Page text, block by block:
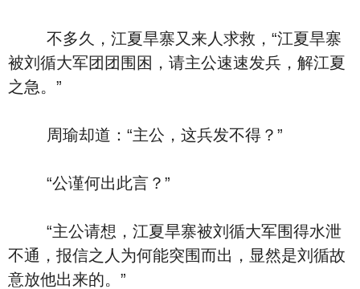
不多久，江夏旱寨又来人求救，“江夏旱寨
被刘循大军团团围困，请主公速速发兵，解江夏
之急。”
周瑜却道：“主公，这兵发不得？”
“公谨何出此言？”
“主公请想，江夏旱寨被刘循大军围得水泄
不通，报信之人为何能突围而出，显然是刘循故
意放他出来的。”